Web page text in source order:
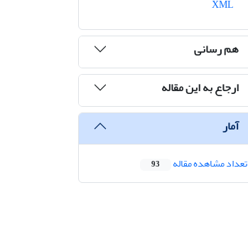
هم رسانی
ارجاع به این مقاله
آمار
تعداد مشاهده مقاله 93